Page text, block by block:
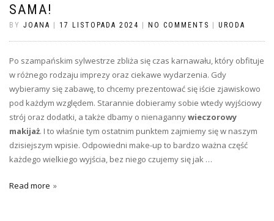
SAMA!
BY JOANA 17 LISTOPADA 2024 NO COMMENTS URODA
Po szampańskim sylwestrze zbliża się czas karnawału, który obfituje
w różnego rodzaju imprezy oraz ciekawe wydarzenia. Gdy
wybieramy się zabawę, to chcemy prezentować się iście zjawiskowo
pod każdym względem. Starannie dobieramy sobie wtedy wyjściowy
strój oraz dodatki, a także dbamy o nienagannywieczorowy
makijaż. I to właśnie tym ostatnim punktem zajmiemy się w naszym
dzisiejszym wpisie. Odpowiedni make-up to bardzo ważna część
każdego wielkiego wyjścia, bez niego czujemy się jak …
Read more